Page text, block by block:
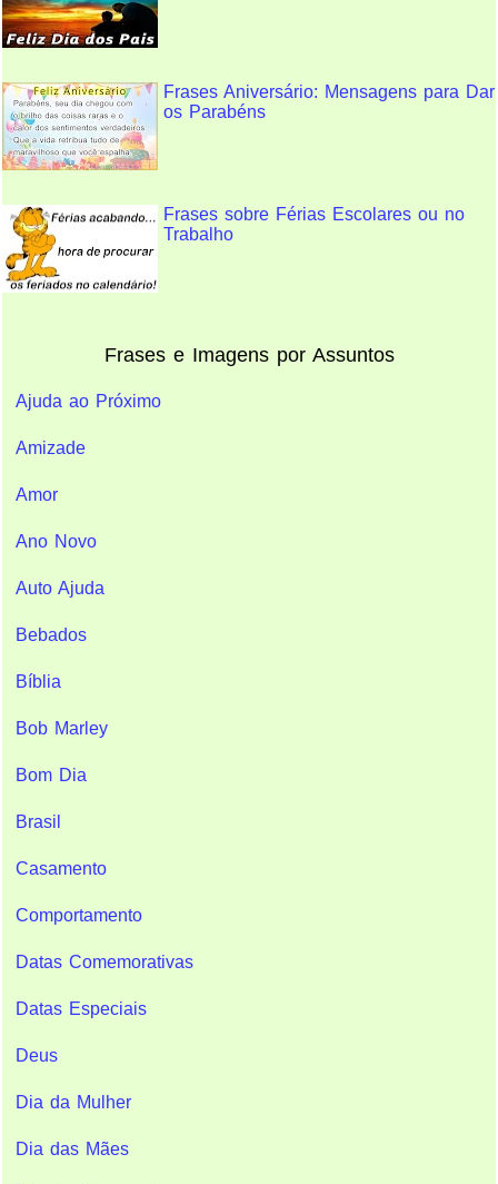
Frases Aniversário: Mensagens para Dar
os Parabéns
Frases sobre Férias Escolares ou no
Trabalho
Frases e Imagens por Assuntos
Ajuda ao Próximo
Amizade
Amor
Ano Novo
Auto Ajuda
Bebados
Bíblia
Bob Marley
Bom Dia
Brasil
Casamento
Comportamento
Datas Comemorativas
Datas Especiais
Deus
Dia da Mulher
Dia das Mães